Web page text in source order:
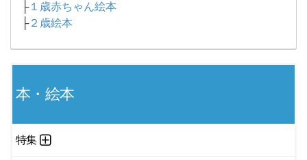
├１歳赤ちゃん絵本
├２歳絵本
本・絵本
特集